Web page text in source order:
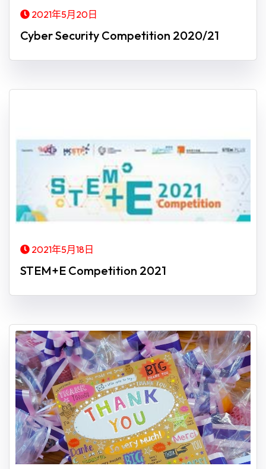
2021年5月20日
Cyber Security Competition 2020/21
2021年5月18日
STEM+E Competition 2021